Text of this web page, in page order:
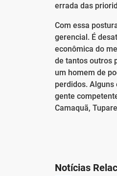
errada das
Com essa
gerencial. É
econômica do
de tantos outros
um homem de
perdidos.
gente
Camaquã,
Notícias